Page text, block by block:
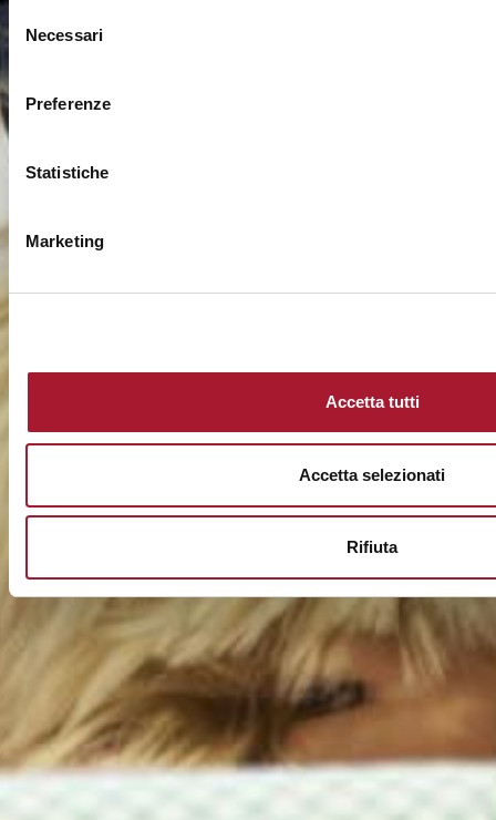
delNecessari
Preferenze
Statistiche
Marketing
Accetta tutti
Accetta selezionati
Rifiuta